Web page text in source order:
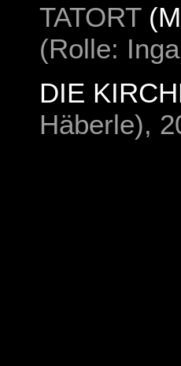
TATORT
(Rolle:
DIE
Häberle),